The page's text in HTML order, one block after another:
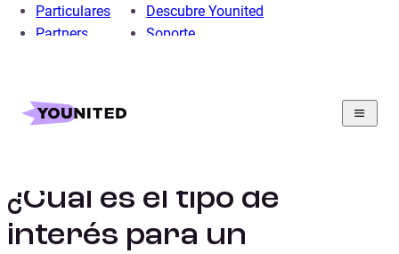
Particulares
Partners
Descubre Younited
Soporte
Home
Guia de préstamos personales
¿Cuál es el tipo de
interés para un